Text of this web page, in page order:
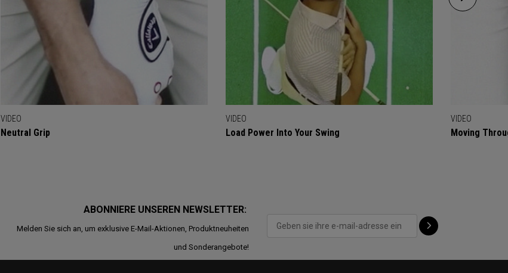
VIDEO
Neutral Grip
VIDEO
Load Power Into Your Swing
VIDEO
Moving
ABONNIERE UNSEREN NEWSLETTER:
Melden Sie sich an, um exklusive E-Mail-Aktionen, Produktneuheiten
und Sonderangebote!